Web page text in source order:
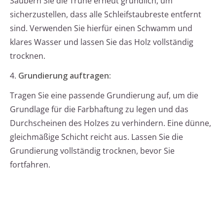
sicherzustellen, dass alle Schleifstaubreste entfernt
sind. Verwenden Sie hierfür einen Schwamm und
klares Wasser und lassen Sie das Holz vollständig
trocknen.
4. Grundierung auftragen:
Tragen Sie eine passende Grundierung auf, um die
Grundlage für die Farbhaftung zu legen und das
Durchscheinen des Holzes zu verhindern. Eine dünne,
gleichmäßige Schicht reicht aus. Lassen Sie die
Grundierung vollständig trocknen, bevor Sie
fortfahren.